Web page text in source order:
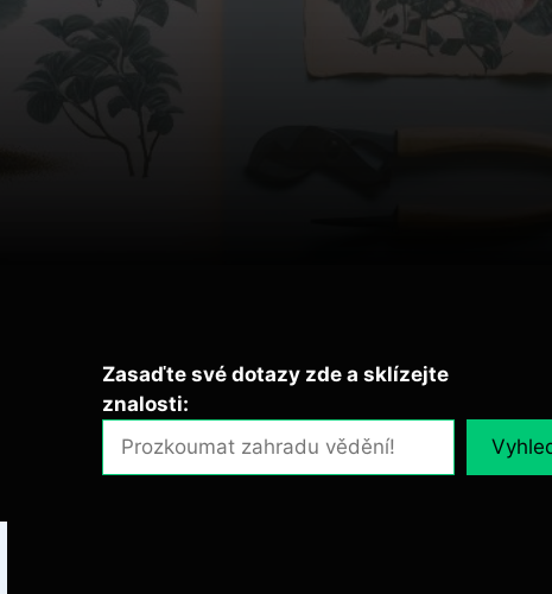
Zasaďte své dotazy zde a sklízejte
znalosti: